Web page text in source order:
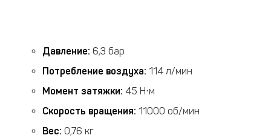
Давление: 6,3 бар
Потребление воздуха: 114 л/мин
Момент затяжки: 45 Н⋅м
Скорость вращения: 11000 об/мин
Вес: 0,76 кг